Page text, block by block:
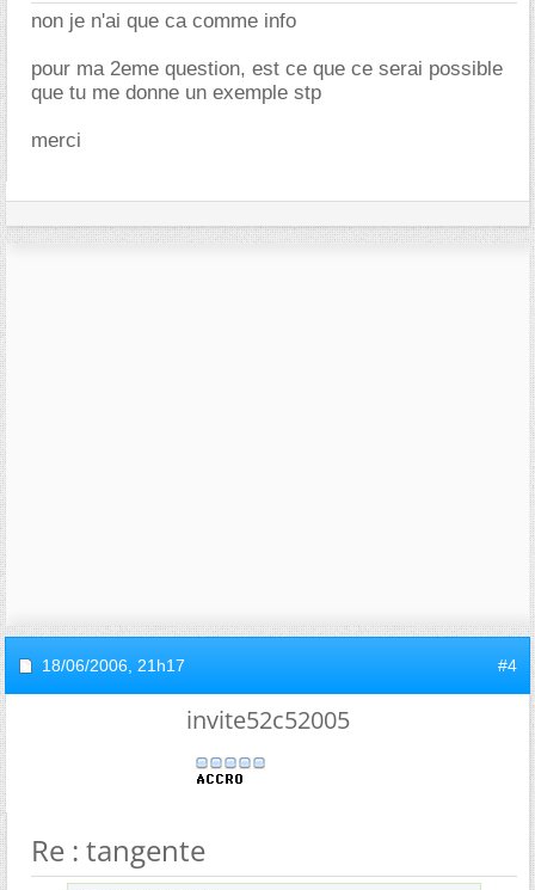
non je n'ai que ca comme info
pour ma 2eme question, est ce que ce serai possible
que tu me donne un exemple stp
merci
18/06/2006, 21h17 #4
invite52c52005
Re : tangente